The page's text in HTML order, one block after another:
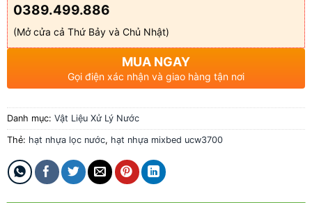
0389.499.886
(Mở cửa cả Thứ Bảy và Chủ Nhật)
MUA NGAY
Gọi điện xác nhận và giao hàng tận nơi
Danh mục: Vật Liệu Xử Lý Nước
Thẻ: hạt nhựa lọc nước, hạt nhựa mixbed ucw3700